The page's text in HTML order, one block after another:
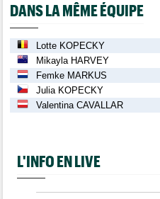
DANS LA MÊME ÉQUIPE
Lotte KOPECKY
Mikayla HARVEY
Femke MARKUS
Julia KOPECKY
Valentina CAVALLAR
L'INFO EN LIVE